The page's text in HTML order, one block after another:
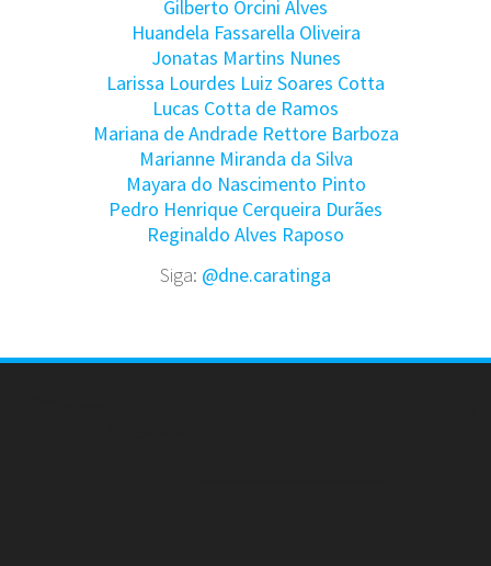
Gilberto Orcini Alves
Huandela Fassarella Oliveira
Jonatas Martins Nunes
Larissa Lourdes Luiz Soares Cotta
Lucas Cotta de Ramos
Mariana de Andrade Rettore Barboza
Marianne Miranda da Silva
Mayara do Nascimento Pinto
Pedro Henrique Cerqueira Durães
Reginaldo Alves Raposo
Siga: @dne.caratinga